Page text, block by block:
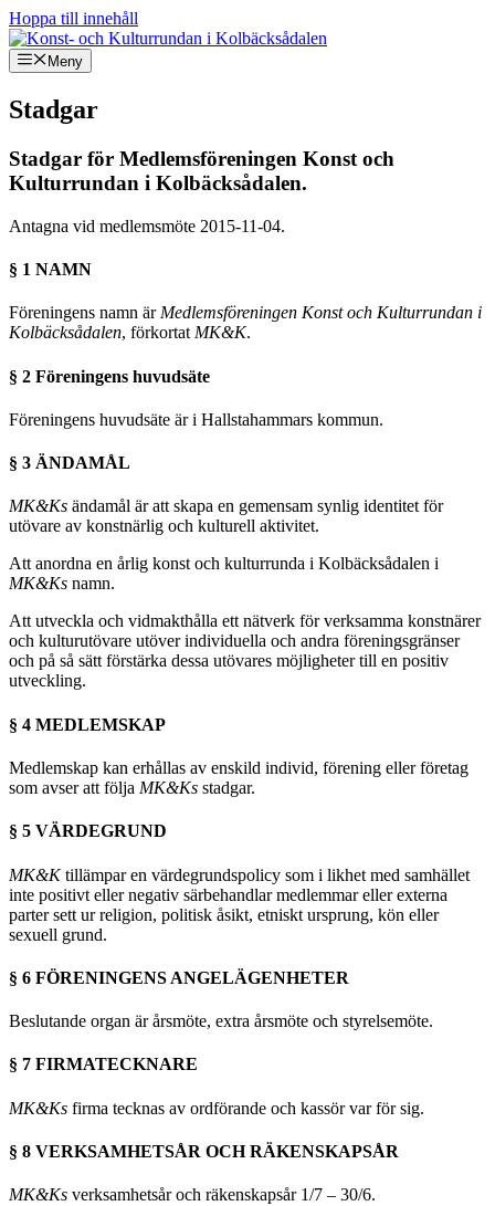
Hoppa till innehåll
Meny
Stadgar
Stadgar för Medlemsföreningen Konst och
Kulturrundan i Kolbäcksådalen.
Antagna vid medlemsmöte 2015-11-04.
§ 1 NAMN
Föreningens namn är Medlemsföreningen Konst och Kulturrundan i
Kolbäcksådalen, förkortat MK&K.
§ 2 Föreningens huvudsäte
Föreningens huvudsäte är i Hallstahammars kommun.
§ 3 ÄNDAMÅL
MK&Ks ändamål är att skapa en gemensam synlig identitet för
utövare av konstnärlig och kulturell aktivitet.
Att anordna en årlig konst och kulturrunda i Kolbäcksådalen i
MK&Ks namn.
Att utveckla och vidmakthålla ett nätverk för verksamma konstnärer
och kulturutövare utöver individuella och andra föreningsgränser
och på så sätt förstärka dessa utövares möjligheter till en positiv
utveckling.
§ 4 MEDLEMSKAP
Medlemskap kan erhållas av enskild individ, förening eller företag
som avser att följa MK&Ks stadgar.
§ 5 VÄRDEGRUND
MK&Ktillämpar en värdegrundspolicy som i likhet med samhället
inte positivt eller negativ särbehandlar medlemmar eller externa
parter sett ur religion, politisk åsikt, etniskt ursprung, kön eller
sexuell grund.
§ 6 FÖRENINGENS ANGELÄGENHETER
Beslutande organ är årsmöte, extra årsmöte och styrelsemöte.
§ 7 FIRMATECKNARE
MK&Ks firma tecknas av ordförande och kassör var för sig.
§ 8 VERKSAMHETSÅR OCH RÄKENSKAPSÅR
MK&Ks verksamhetsår och räkenskapsår 1/7 – 30/6.